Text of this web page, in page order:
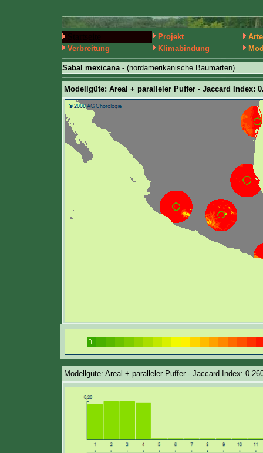
Projekt
Verbreitung
Klimabindung
Sabal mexicana - (nordamerikanische Baumarten)
Modellgüte: Areal + paralleler Puffer - Jaccard Index:
Modellgüte: Areal + paralleler Puffer - Jaccard Index: